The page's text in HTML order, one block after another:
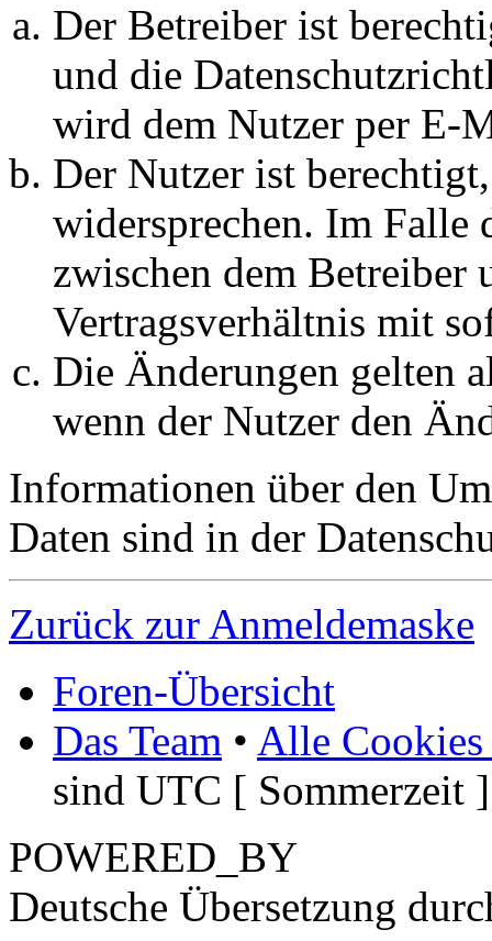
Der Betreiber ist
und die
wird dem Nutzer per E-
Der Nutzer ist
widersprechen. Im Falle
zwischen dem Betreiber
Vertragsverhältnis mit
Die Änderungen gelten
wenn der Nutzer den
Informationen über den
Daten sind in der
Zurück zur Anmeldemaske
Foren-Übersicht
Das Team • Alle Cookies
sind UTC [ Sommerzeit ]
POWERED_BY
Deutsche Übersetzung